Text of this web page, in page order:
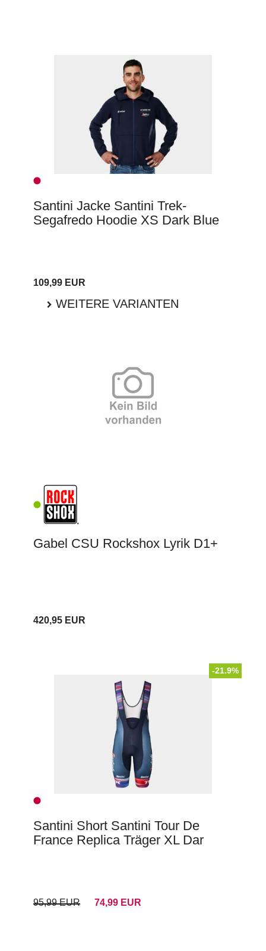
Santini Jacke Santini Trek-
Segafredo Hoodie XS Dark Blue
109,99 EUR
WEITERE VARIANTEN
Gabel CSU Rockshox Lyrik D1+
420,95 EUR
-21.9%
Santini Short Santini Tour De
France Replica Träger XL Dar
95,99 EUR 74,99 EUR